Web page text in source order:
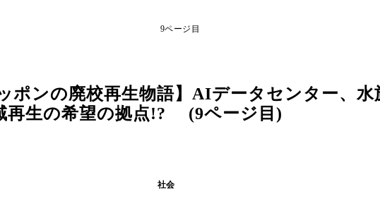
9ページ目
ポンの廃校再生物語】AIデータセンター、水
再生の希望の拠点!? (9ページ目)
社会